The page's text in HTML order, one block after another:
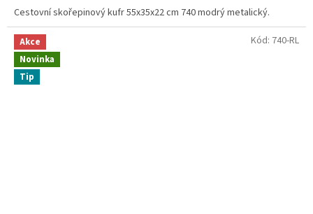
Cestovní skořepinový kufr 55x35x22 cm 740 modrý metalický.
Akce
Novinka
Tip
Kód: 740-RL